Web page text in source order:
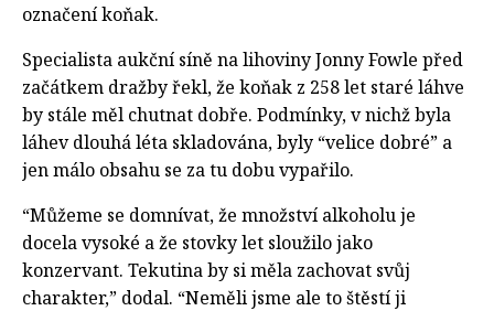
označení koňak.
Specialista aukční síně na lihoviny Jonny Fowle před
začátkem dražby řekl, že koňak z 258 let staré láhve
by stále měl chutnat dobře. Podmínky, v nichž byla
láhev dlouhá léta skladována, byly “velice dobré” a
jen málo obsahu se za tu dobu vypařilo.
“Můžeme se domnívat, že množství alkoholu je
docela vysoké a že stovky let sloužilo jako
konzervant. Tekutina by si měla zachovat svůj
charakter,” dodal. “Neměli jsme ale to štěstí ji